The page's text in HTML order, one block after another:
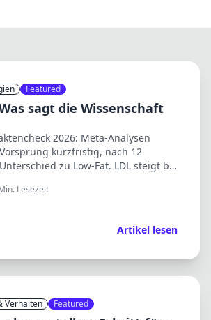
Featured
sagt die Wissenschaft
2026: Meta-Analysen
kurzfristig, nach 12
zu Low-Fat. LDL steigt bei
Lesezeit
Artikel lesen
Verhalten Featured